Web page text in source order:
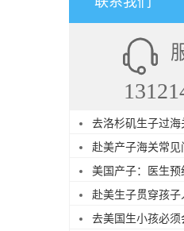
去洛杉矶生子过海
赴美产子海关常见
美国产子：医生
赴美生子贯穿孩子
去美国生小孩必须会